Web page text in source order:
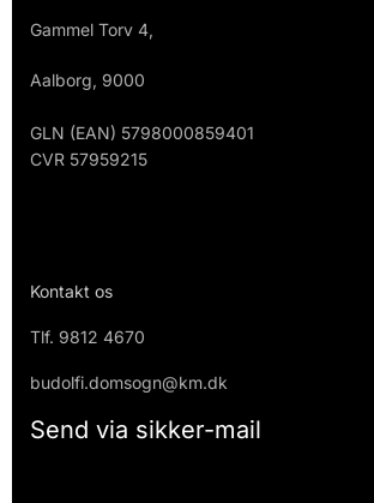
Gammel Torv 4,
Aalborg, 9000
GLN (EAN) 5798000859401
CVR 57959215
Kontakt os
Tlf. 9812 4670
budolfi.domsogn@km.dk
Send via sikker-mail